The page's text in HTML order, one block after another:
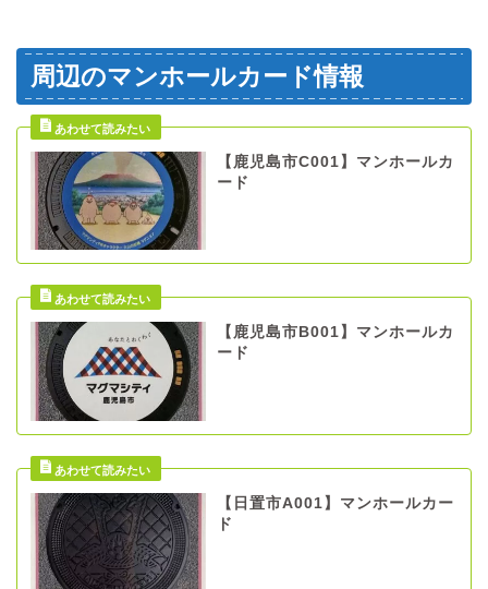
周辺のマンホールカード情報
【鹿児島市C001】マンホールカ
ード
【鹿児島市B001】マンホールカ
ード
【日置市A001】マンホールカー
ド